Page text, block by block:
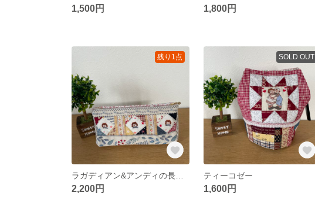
1,500円 1,800円
残り1点
2,200円
SOLD OUT
ティーコゼー
1,600円